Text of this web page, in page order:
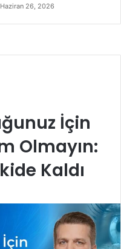
Haziran 26, 2026